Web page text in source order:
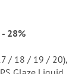
28%
/ 18 / 19 / 20),